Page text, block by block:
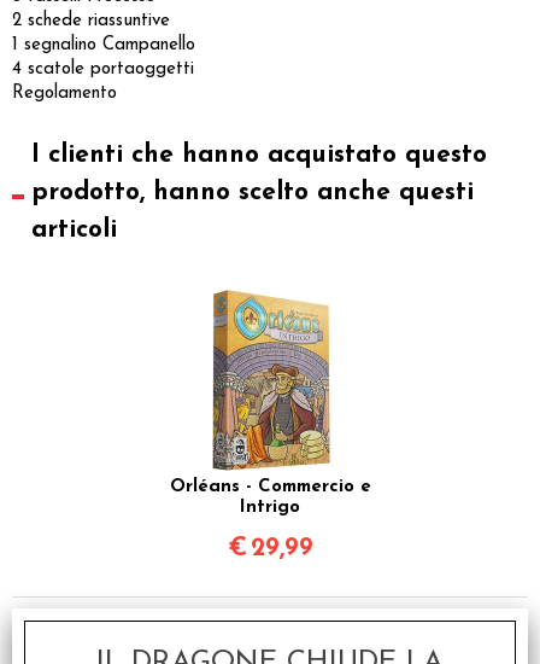
2 schede riassuntive
1 segnalino Campanello
4 scatole portaoggetti
Regolamento
I clienti che hanno acquistato questo
prodotto, hanno scelto anche questi
articoli
Orléans - Commercio e
Intrigo
€ 29,99